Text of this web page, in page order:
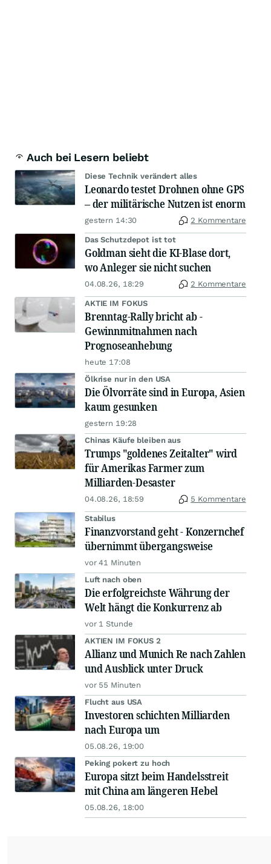
Auch bei Lesern beliebt
Diese Technik verändert alles
Leonardo testet Drohnen ohne GPS
– der militärische Nutzen ist enorm
gestern 14:30 2 Kommentare
Das Schutzdepot ist tot
Goldman sieht die KI-Blase dort,
wo Anleger sie nicht suchen
04.08.26, 18:29 2 Kommentare
AKTIE IM FOKUS
Brenntag-Rally bricht ab -
Gewinnmitnahmen nach
Prognoseanhebung
heute 17:08
Ölkrise nur in den USA
Die Ölvorräte sind in Europa, Asien
kaum gesunken
gestern 19:28
Chinas Käufe bleiben aus
Trumps "goldenes Zeitalter" wird
für Amerikas Farmer zum
Milliarden-Desaster
04.08.26, 18:59 5 Kommentare
Stabilus
Finanzvorstand geht - Konzernchef
übernimmt übergangsweise
vor 41 Minuten
Luft nach oben
Die erfolgreichste Währung der
Welt hängt die Konkurrenz ab
vor 1 Stunde
AKTIEN IM FOKUS 2
Allianz und Munich Re nach Zahlen
und Ausblick unter Druck
vor 55 Minuten
Flucht aus USA
Investoren schichten Milliarden
nach Europa um
05.08.26, 19:00
Peking pokert zu hoch
Europa sitzt beim Handelsstreit
mit China am längeren Hebel
05.08.26, 18:00